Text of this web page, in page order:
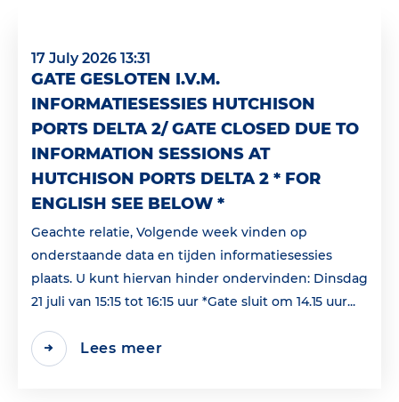
17 July 2026 13:31
GATE GESLOTEN I.V.M.
INFORMATIESESSIES HUTCHISON
PORTS DELTA 2/ GATE CLOSED DUE TO
INFORMATION SESSIONS AT
HUTCHISON PORTS DELTA 2 * FOR
ENGLISH SEE BELOW *
Geachte relatie, Volgende week vinden op
onderstaande data en tijden informatiesessies
plaats. U kunt hiervan hinder ondervinden: Dinsdag
21 juli van 15:15 tot 16:15 uur *Gate sluit om 14.15 uur...
Lees meer